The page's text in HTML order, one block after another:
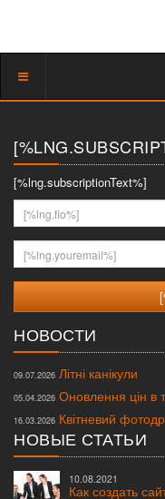
Показать
[%lng.subscriptionText%]
[%lng.fio%]
[%lng.youremail%]
НОВОСТИ
09.07.2026 Літні канікули
05.04.2026 Оновлення цін в
16.03.2026 Квітневий
НОВЫЕ СТАТЬИ
10.08.2021
Как создать